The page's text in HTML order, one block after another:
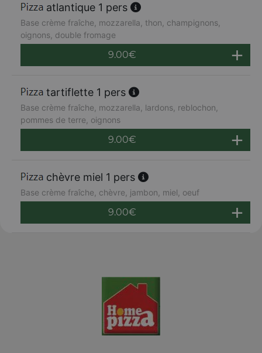
atlantique 1 pers
Base crème fraîche, mozzarella, thon, champignons,
oignons, double fromage
9.00€
tartiflette 1 pers
Base crème fraîche, mozzarella, lardons, reblochon,
pommes de terre, oignons
9.00€
chèvre miel 1 pers
Base crème fraîche, chèvre, jambon, miel, oeuf
9.00€